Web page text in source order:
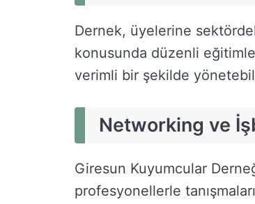
Dernek, üyelerine
konusunda düzenli
verimli bir şekilde
Networking ve
Giresun Kuyumcular
profesyonellerle